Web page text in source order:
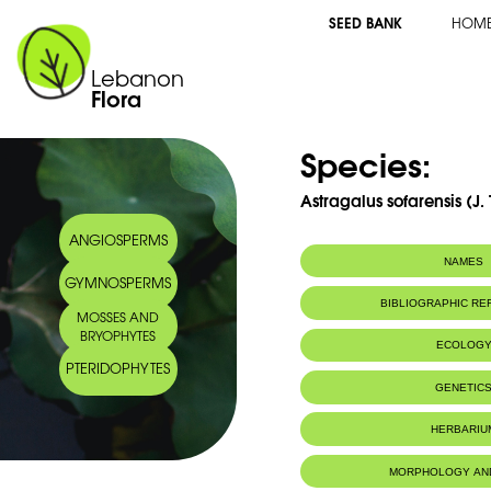
Lebanon
Flora
SEED BANK
ANGIOSPERMS
GYMNOSPERMS
MOSSES AND
BRYOPHYTES
PTERIDOPHYTES
Species:
Astragalus sofarensis
NAMES
Common name: Astragale de
Arabic name: صوفر
BIBLIOGRAPHIC
ECOLOGY
Lebanon
Habitat :
Lieux boisés
régions
IUCN threat status: EndÃ©mique
MORPHOLOGY